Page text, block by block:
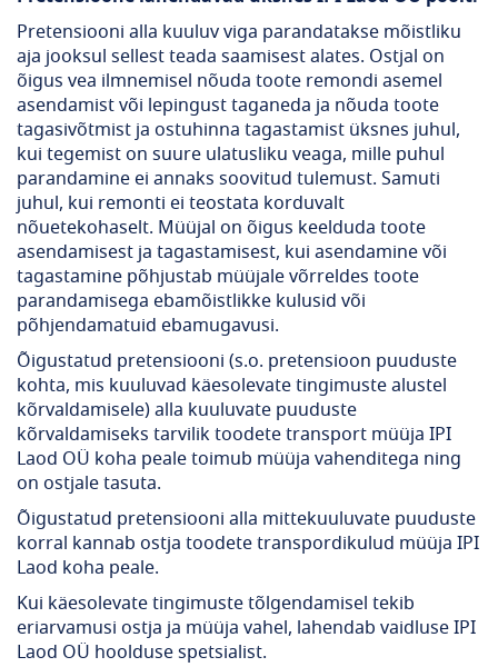
Pretensiooni alla kuuluv viga parandatakse mõistliku
aja jooksul sellest teada saamisest alates. Ostjal on
õigus vea ilmnemisel nõuda toote remondi asemel
asendamist või lepingust taganeda ja nõuda toote
tagasivõtmist ja ostuhinna tagastamist üksnes juhul,
kui tegemist on suure ulatusliku veaga, mille puhul
parandamine ei annaks soovitud tulemust. Samuti
juhul, kui remonti ei teostata korduvalt
nõuetekohaselt. Müüjal on õigus keelduda toote
asendamisest ja tagastamisest, kui asendamine või
tagastamine põhjustab müüjale võrreldes toote
parandamisega ebamõistlikke kulusid või
põhjendamatuid ebamugavusi.
Õigustatud pretensiooni (s.o. pretensioon puuduste
kohta, mis kuuluvad käesolevate tingimuste alustel
kõrvaldamisele) alla kuuluvate puuduste
kõrvaldamiseks tarvilik toodete transport müüja IPI
Laod OÜ koha peale toimub müüja vahenditega ning
on ostjale tasuta.
Õigustatud pretensiooni alla mittekuuluvate puuduste
korral kannab ostja toodete transpordikulud müüja IPI
Laod koha peale.​
Kui käesolevate tingimuste tõlgendamisel tekib
eriarvamusi ostja ja müüja vahel, lahendab vaidluse IPI
Laod OÜ hoolduse spetsialist.